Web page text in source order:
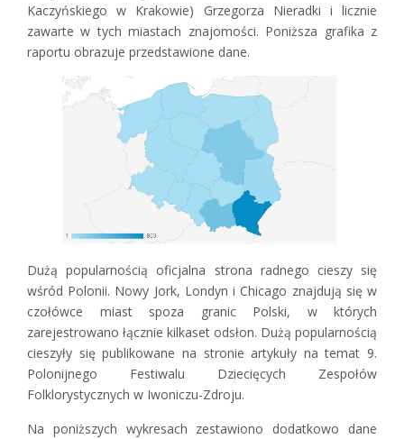
Kaczyńskiego w Krakowie) Grzegorza Nieradki i licznie
zawarte w tych miastach znajomości. Poniższa grafika z
raportu obrazuje przedstawione dane.
Dużą popularnością oficjalna strona radnego cieszy się
wśród Polonii. Nowy Jork, Londyn i Chicago znajdują się w
czołówce miast spoza granic Polski, w których
zarejestrowano łącznie kilkaset odsłon. Dużą popularnością
cieszyły się publikowane na stronie artykuły na temat 9.
Polonijnego Festiwalu Dziecięcych Zespołów
Folklorystycznych w Iwoniczu-Zdroju.
Na poniższych wykresach zestawiono dodatkowo dane